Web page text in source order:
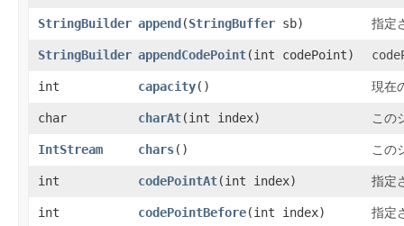
StringBuilder append​(StringBuffer sb) 指定
StringBuilder appendCodePoint​(int codePoint)
int capacity() 現在
char charAt​(int index) この
IntStream chars() この
int codePointAt​(int index) 指定
int codePointBefore​(int index) 指定